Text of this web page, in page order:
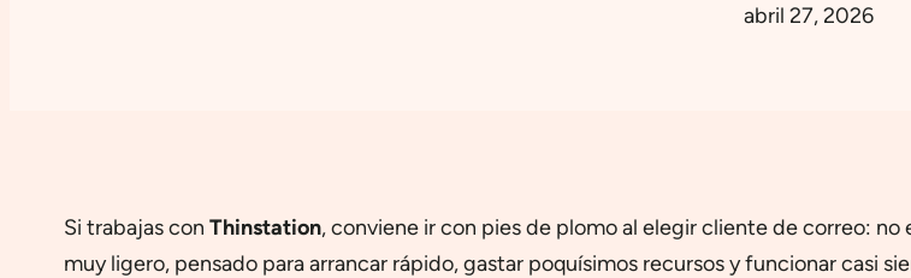
abril 27, 2026
Si trabajas con Thinstation, conviene ir con pies de plomo al elegir cliente de correo: no
muy ligero, pensado para arrancar rápido, gastar poquísimos recursos y funcionar casi